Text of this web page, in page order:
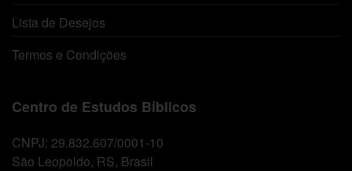
Lista de Desejos
Termos e Condições
Centro de Estudos Bíblicos
CNPJ: 29.832.607/0001-10
São Leopoldo, RS, Brasil